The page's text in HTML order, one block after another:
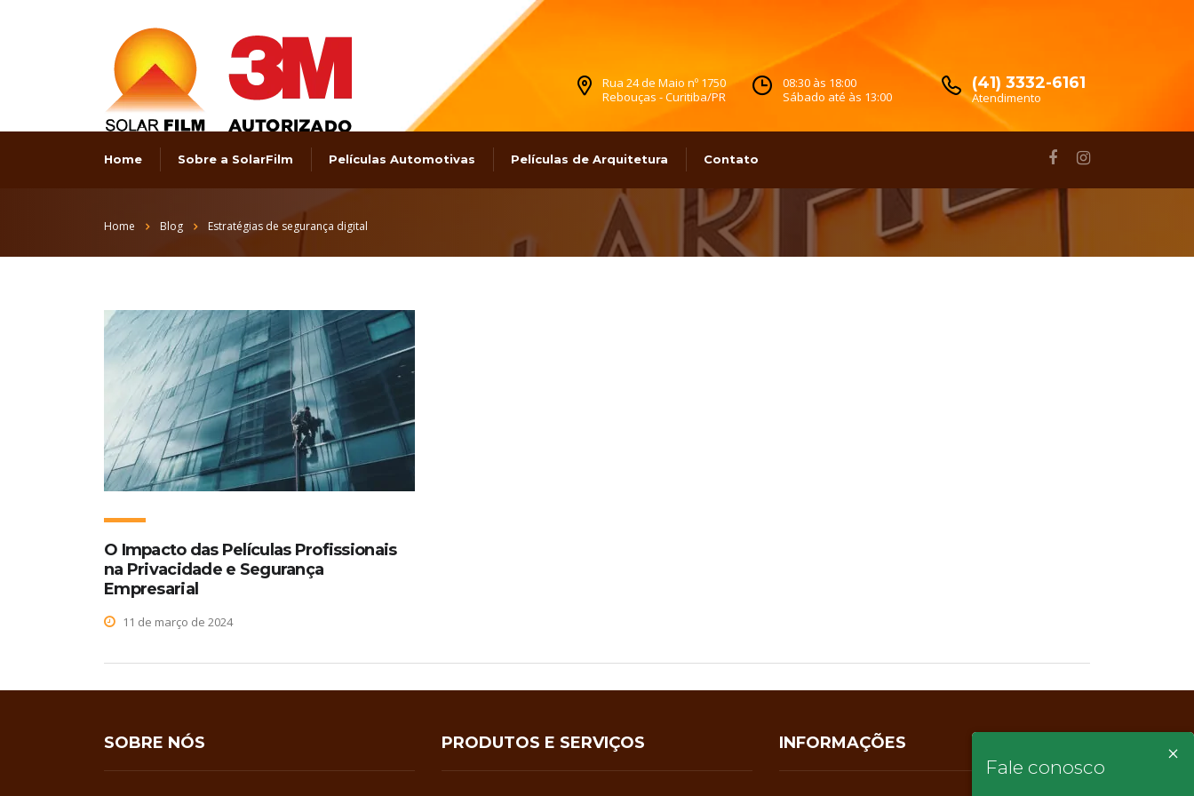
×
Fale conosco
(41) 3332-6161
Atendimento
08:30 às 18:00
Sábado até às 13:00
Rua 24 de Maio nº 1750
Rebouças - Curitiba/PR
Home Sobre a SolarFilm Películas Automotivas Películas de Arquitetura Contato
Home Blog Estratégias de segurança digital
O Impacto das Películas Profissionais
na Privacidade e Segurança
Empresarial
11 de março de 2024
SOBRE NÓS PRODUTOS E SERVIÇOS INFORMAÇÕES